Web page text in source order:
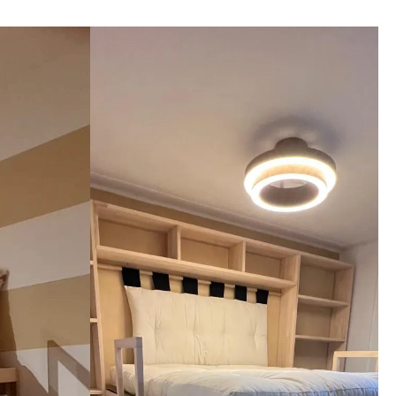
a